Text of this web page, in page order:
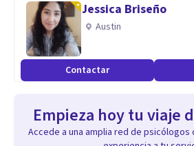
Jessica Briseño
Austin
Contactar
Empieza hoy tu viaje
Accede a una amplia red de psicólogos